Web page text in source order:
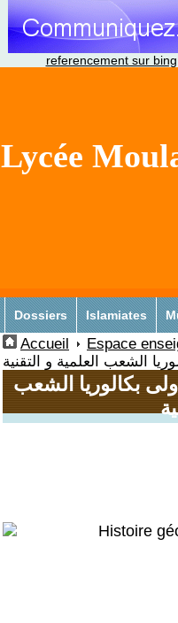
referencement sur bing
Lycée
Dossiers Islamiates
Accueil
Espace
الشعب العلمية و التقنية
بكالوريا الشعب